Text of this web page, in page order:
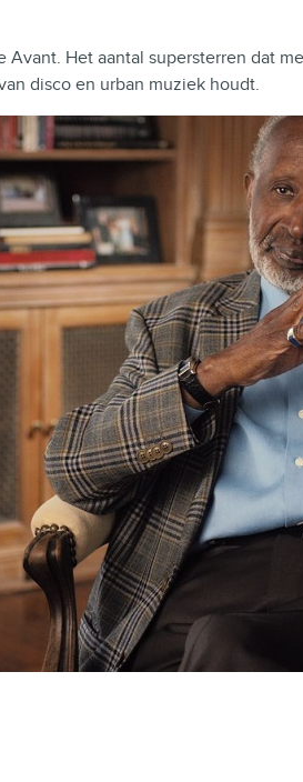
Het aantal supersterren dat
disco en urban muziek houdt.